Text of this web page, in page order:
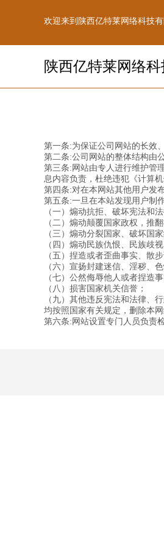
欢迎来到陕西亿特莱网络科技有
陕西亿特莱网络
第一条:为保证公司网站的长效
第二条:公司网站的整体结构由
第三条:网站由专人进行维护管
息内容负责，杜绝违犯《计算
第四条:对在本网站其他用户发
第五条:一旦在本站发现用户制
（一）煽动抗拒、破坏宪法和
（二）煽动颠覆国家政权，推
（三）煽动分裂国家、破坏国家
（四）煽动民族仇恨、民族歧
（五）捏造或者歪曲事实、散
（六）宣扬封建迷信、淫秽、
（七）公然侮辱他人或者捏造
（八）损害国家机关信誉；
（九）其他违反宪法和法律、行
均按照国家有关规定，删除本
第六条:网站设置专门人员负责